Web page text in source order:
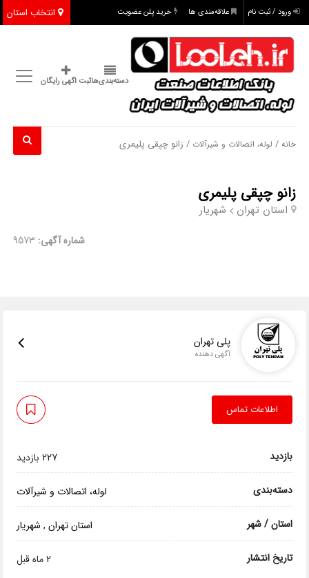
انتخاب استان ورود / ثبت نام علاقه‌مندی ها خرید پلن عضویت
دسته‌بندی‌هاثبت اگهی رایگان
خانه / لوله، اتصالات و شیرآلات / زانو چپقی پلیمری
زانو چپقی پلیمری
استان تهران شهریار
شماره آگهی: 9573
پلی تهران
آگهی دهنده
اطلاعات تماس
بازدید 227 بازدید
دسته‌بندی لوله، اتصالات و شیرآلات
استان / شهر استان تهران, شهریار
تاریخ انتشار 2 ماه قبل